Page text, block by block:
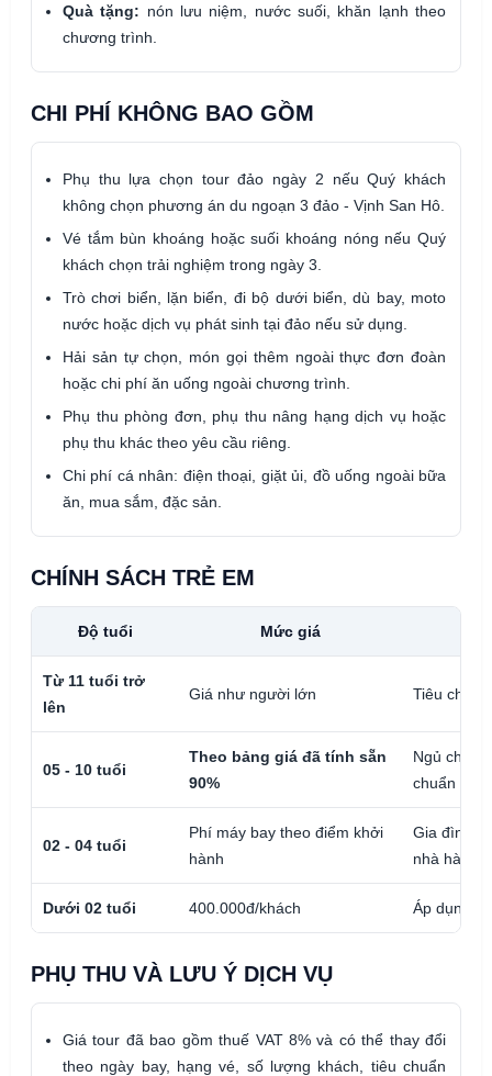
Quà tặng: nón lưu niệm, nước suối, khăn lạnh theo
chương trình.
CHI PHÍ KHÔNG BAO GỒM
Phụ thu lựa chọn tour đảo ngày 2 nếu Quý khách
không chọn phương án du ngoạn 3 đảo - Vịnh San Hô.
Vé tắm bùn khoáng hoặc suối khoáng nóng nếu Quý
khách chọn trải nghiệm trong ngày 3.
Trò chơi biển, lặn biển, đi bộ dưới biển, dù bay, moto
nước hoặc dịch vụ phát sinh tại đảo nếu sử dụng.
Hải sản tự chọn, món gọi thêm ngoài thực đơn đoàn
hoặc chi phí ăn uống ngoài chương trình.
Phụ thu phòng đơn, phụ thu nâng hạng dịch vụ hoặc
phụ thu khác theo yêu cầu riêng.
Chi phí cá nhân: điện thoại, giặt ủi, đồ uống ngoài bữa
ăn, mua sắm, đặc sản.
CHÍNH SÁCH TRẺ EM
Độ tuổi Mức giá
Từ 11 tuổi trở
lên
Giá như người lớn Tiêu
05 - 10 tuổi
Theo bảng giá đã tính sẵn
90%
Ngủ
chuẩn
02 - 04 tuổi
Phí máy bay theo điểm khởi
hành
Gia đình
nhà hàng
Dưới 02 tuổi 400.000đ/khách Áp dụng
PHỤ THU VÀ LƯU Ý DỊCH VỤ
Giá tour đã bao gồm thuế VAT 8% và có thể thay đổi
theo ngày bay, hạng vé, số lượng khách, tiêu chuẩn